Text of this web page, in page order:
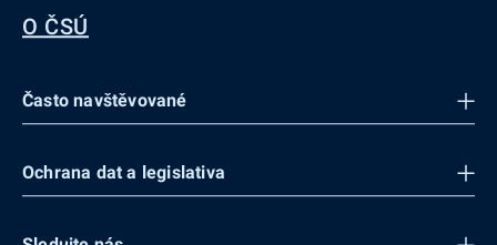
O ČSÚ
Často navštěvované
Ochrana dat a legislativa